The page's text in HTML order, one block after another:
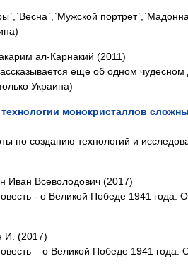
ал-Карнакий (2011)
еще об одном
Украина)
монокристаллов
по созданию технологий и
Иван Всеволодович (2017)
- о Великой Победе 1941
И. (2017)
– о Великой Победе 1941